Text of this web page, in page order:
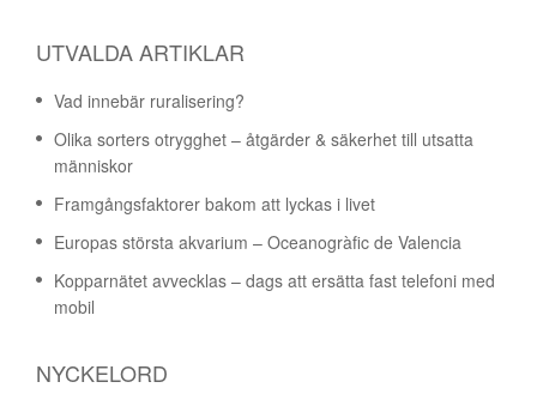
UTVALDA ARTIKLAR
Vad innebär ruralisering?
Olika sorters otrygghet – åtgärder & säkerhet till utsatta
människor
Framgångsfaktorer bakom att lyckas i livet
Europas största akvarium – Oceanogràfic de Valencia
Kopparnätet avvecklas – dags att ersätta fast telefoni med
mobil
NYCKELORD